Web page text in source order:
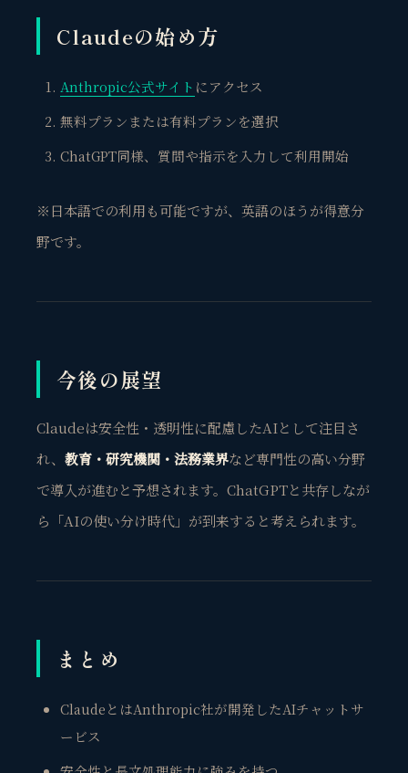
Claudeの始め方
Anthropic公式サイト にアクセス
無料プランまたは有料プランを選択
ChatGPT同様、質問や指示を入力して利用開始
※日本語での利用も可能ですが、英語のほうが得意分
野です。
今後の展望
Claudeは安全性・透明性に配慮したAIとして注目さ
れ、 教育・研究機関・法務業界など専門性の高い分野
で導入が進むと予想されます。ChatGPTと共存しなが
ら「AIの使い分け時代」が到来すると考えられます。
まとめ
ClaudeとはAnthropic社が開発したAIチャットサ
ービス